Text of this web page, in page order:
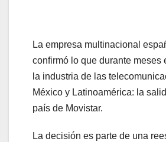
La empresa multinacional
confirmó lo que durante meses
la industria de las
México y Latinoamérica: la
país de Movistar.
La decisión es parte de una